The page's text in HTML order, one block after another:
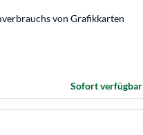
von Grafikkarten
Sofort verfügbar